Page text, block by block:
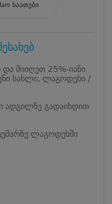
საათები
მიიღეთ 25%-იანი
სახლი, ლაგოდეხი /
ადგილზე გადაიხდით
ლაგოდეხში